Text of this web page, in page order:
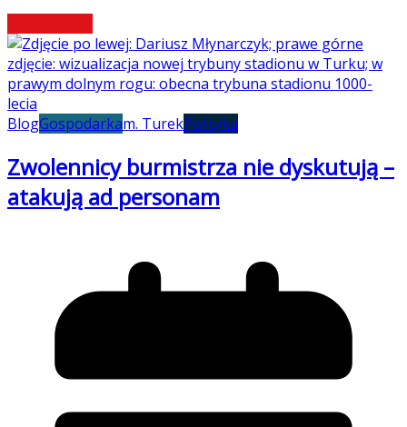
BlogGospodarkam. TurekPolityka
Zwolennicy burmistrza nie dyskutują –
atakują ad personam